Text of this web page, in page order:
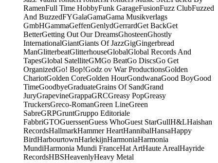
RamenFull Time HobbyFunk GarageFusionFuzz ClubFuzzed
And BuzzedFYGalaGamaGama Musikverlags
GmbHGammaGeffenGenlydGerrardGet BackGet
BetterGetting Out Our DreamsGhosteenGhostly
InternationalGiantGiants Of JazzGigGingerbread
ManGlitterbeatGlitterhouseGlobalGlobal Records And
TapesGlobal SatelliteGMGo BeatGo DiscsGo Get
OrganizedGo! Bop!Godz ov War ProductionsGolden
ChariotGolden CoreGolden HourGondwanaGood BoyGood
TimeGoodbyeGraduateGrains Of SandGrand
JuryGrapevineGrappaGRCGreasy PopGreasy
TruckersGreco-RomanGreen LineGreen
SabreGRPGruntGruppo Editoriale
FabbriGTOGuerssenGuess WhoGuest StarGullH&LHaishan
RecordsHallmarkHammer HeartHannibalHansaHappy
BirdHarbourtownHarlekijnHarmoniaHarmonia
MundiHarmonia Mundi FranceHat ArtHaute ArealHayride
RecordsHBSHeavenlyHeavy Metal